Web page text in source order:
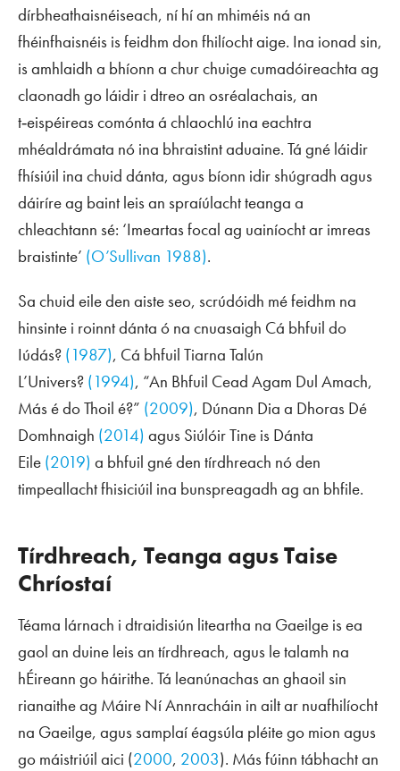
dírbheathaisnéiseach, ní hí an mhiméis ná an
fhéinfhaisnéis is feidhm don fhilíocht aige. Ina ionad sin,
is amhlaidh a bhíonn a chur chuige cumadóireachta ag
claonadh go láidir i dtreo an osréalachais, an
t‑eispéireas comónta á chlaochlú ina eachtra
mhéaldrámata nó ina bhraistint aduaine. Tá gné láidir
fhísiúil ina chuid dánta, agus bíonn idir shúgradh agus
dáiríre ag baint leis an spraíúlacht teanga a
chleachtann sé: ‘Imeartas focal ag uainíocht ar imreas
braistinte’ (O’Sullivan 1988).
Sa chuid eile den aiste seo, scrúdóidh mé feidhm na
hinsinte i roinnt dánta ó na cnuasaigh Cá bhfuil do
Iúdás? (1987), Cá bhfuil Tiarna Talún
L’Univers? (1994), “An Bhfuil Cead Agam Dul Amach,
Más é do Thoil é?” (2009), Dúnann Dia a Dhoras Dé
Domhnaigh (2014) agus Siúlóir Tine is Dánta
Eile (2019) a bhfuil gné den tírdhreach nó den
timpeallacht fhisiciúil ina bunspreagadh ag an bhfile.
Tírdhreach, Teanga agus Taise
Chríostaí
Téama lárnach i dtraidisiún liteartha na Gaeilge is ea
gaol an duine leis an tírdhreach, agus le talamh na
hÉireann go háirithe. Tá leanúnachas an ghaoil sin
rianaithe ag Máire Ní Annracháin in ailt ar nuafhilíocht
na Gaeilge, agus samplaí éagsúla pléite go mion agus
go máistriúil aici (2000, 2003). Más fúinn tábhacht an